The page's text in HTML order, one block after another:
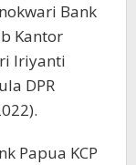
Bank
Kantor
Iriyanti
DPR
Papua KCP